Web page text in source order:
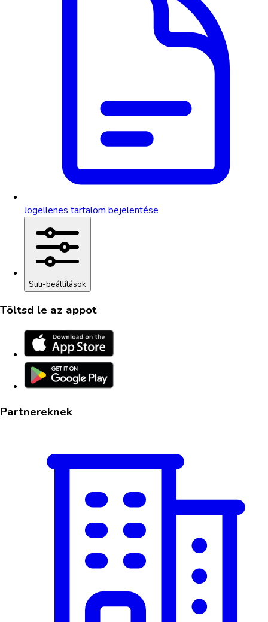
Jogellenes tartalom bejelentése
Süti-beállítások
Töltsd le az appot
Partnereknek